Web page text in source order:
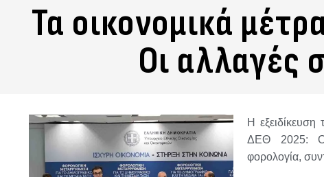
Τα οικονομικά
Οι αλλαγές
Η
ΔΕΘ 2025:
φορολογία,